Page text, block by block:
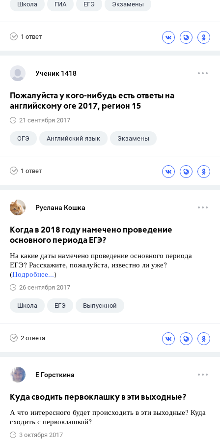
Школа ГИА ЕГЭ Экзамены
1 ответ
Ученик 1418
Пожалуйста у кого-нибудь есть ответы на
английскому оге 2017, регион 15
21 сентября 2017
ОГЭ Английский язык Экзамены
1 ответ
Руслана Кошка
Когда в 2018 году намечено проведение
основного периода ЕГЭ?
На какие даты намечено проведение основного периода
ЕГЭ? Расскажите, пожалуйста, известно ли уже?
(Подробнее...)
26 сентября 2017
Школа ЕГЭ Выпускной
2 ответа
Е Горсткина
Куда сводить первоклашку в эти выходные?
А что интересного будет происходить в эти выходные? Куда
сходить с первоклашкой?
3 октября 2017